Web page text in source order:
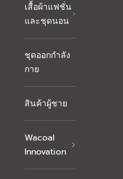
เสื้อผ้าแฟชั่น
และชุดนอน
ชุดออกกำลัง
กาย
สินค้าผู้ชาย
Wacoal
Innovation